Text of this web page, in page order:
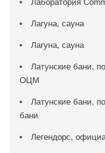
Лаборатория
Лагуна, сауна
Лагуна, сауна
Латунские бани,
ОЦМ
Латунские бани,
бани
Легендорс,